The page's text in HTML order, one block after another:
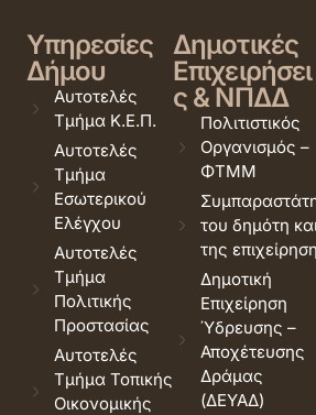
Υπηρεσίες
Δήμου
Αυτοτελές
Τμήμα Κ.Ε.Π.
Αυτοτελές
Τμήμα
Εσωτερικού
Ελέγχου
Αυτοτελές
Τμήμα
Πολιτικής
Προστασίας
Αυτοτελές
Τμήμα Τοπικής
Οικονομικής
Δημοτικές
Επιχειρήσει
ς & ΝΠΔΔ
Πολιτιστικός
Οργανισμός –
ΦΤΜΜ
του δημότη
της
Δημοτική
Επιχείρηση
Ύδρευσης –
Αποχέτευσης
Δράμας
(ΔΕΥΑΔ)